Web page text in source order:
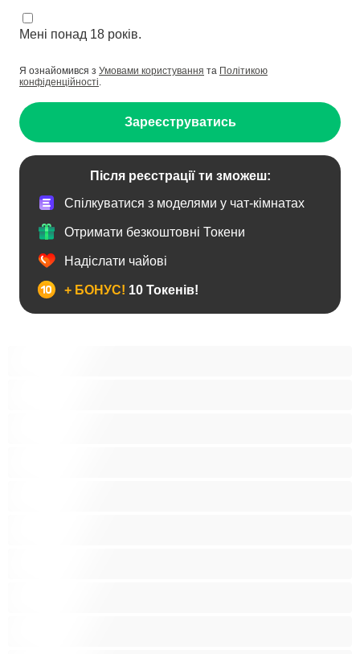
Мені понад 18 років.
Я ознайомився з Умовами користування та Політикою
конфіденційності.
Зареєструватись
Після реєстрації ти зможеш:
Спілкуватися з моделями у чат-кімнатах
Отримати безкоштовні Токени
Надіслати чайові
+ БОНУС! 10 Токенів!